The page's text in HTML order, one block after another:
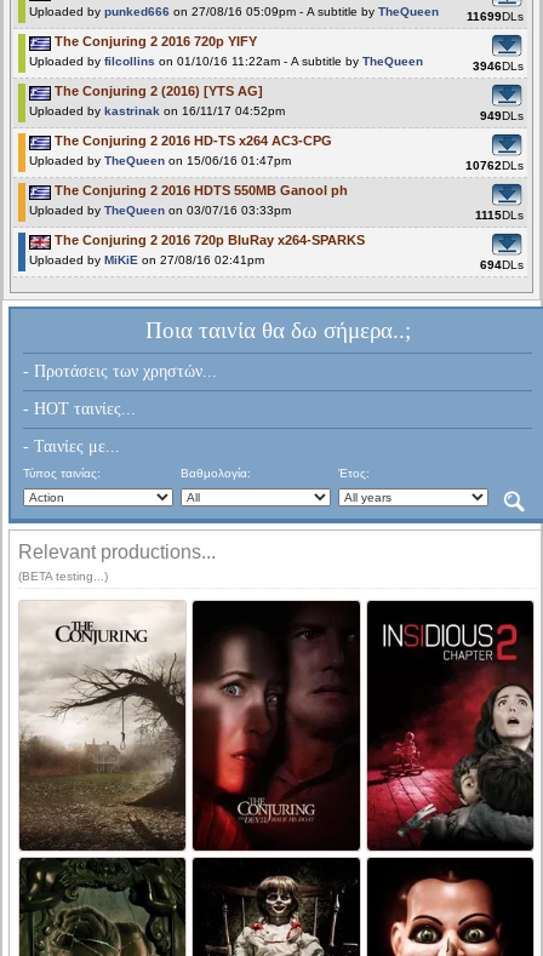
Uploaded by punked666 on 27/08/16 05:09pm - A subtitle by TheQueen 11699DLs
The Conjuring 2 2016 720p YIFY
Uploaded by filcollins on 01/10/16 11:22am - A subtitle by TheQueen 3946DLs
The Conjuring 2 (2016) [YTS AG]
Uploaded by kastrinak on 16/11/17 04:52pm 949DLs
The Conjuring 2 2016 HD-TS x264 AC3-CPG
Uploaded by TheQueen on 15/06/16 01:47pm 10762DLs
The Conjuring 2 2016 HDTS 550MB Ganool ph
Uploaded by TheQueen on 03/07/16 03:33pm 1115DLs
The Conjuring 2 2016 720p BluRay x264-SPARKS
Uploaded by MiKiE on 27/08/16 02:41pm 694DLs
Ποια ταινία θα δω σήμερα..;
- Προτάσεις των χρηστών...
- HOT ταινίες...
- Ταινίες με...
Τύπος ταινίας: Βαθμολογία: Έτος:
Relevant productions...
(BETA testing...)